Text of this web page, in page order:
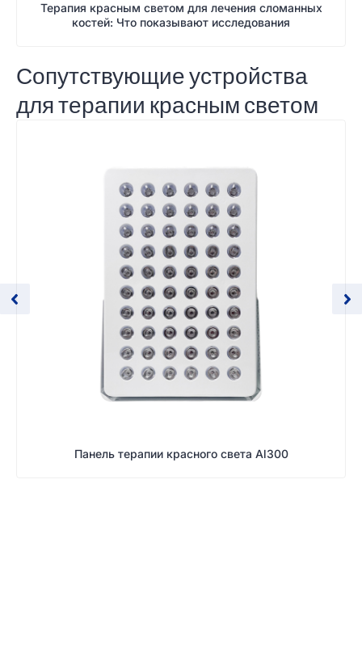
Терапия красным светом для лечения сломанных
костей: Что показывают исследования
Сопутствующие устройства
для терапии красным светом
Панель терапии красного света Al300